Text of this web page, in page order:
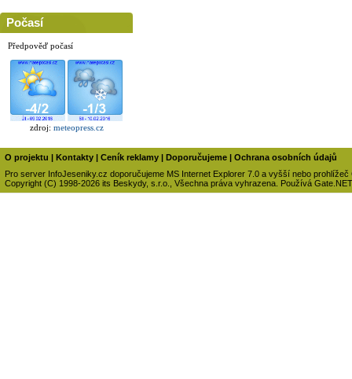
Počasí
Předpověď počasí
zdroj: meteopress.cz
O projektu Kontakty Ceník reklamy Doporučujeme
Ochrana osobních údajů
Pro server InfoJeseniky.cz doporučujeme MS Internet Explorer 7.0 a vyšší nebo prohlížeč
Copyright (C) 1998-2026 its Beskydy, s.r.o., Všechna práva vyhrazena. Používá